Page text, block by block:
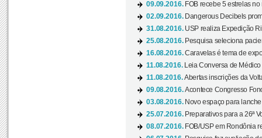
09.09.2016. FOB recebe 5 estrelas
02.09.2016. Dangerous Decibels
31.08.2016. USP realiza Expedição
25.08.2016. Pesquisa seleciona
16.08.2016.Caravelas é tema de
11.08.2016.
Leia Conversa de
11.08.2016.Abertas inscrições da
09.08.2016.Acontece Congresso
03.08.2016. Novo espaço para
25.07.2016. Preparativos para a 26ª
08.07.2016. FOB/USP em Rondônia